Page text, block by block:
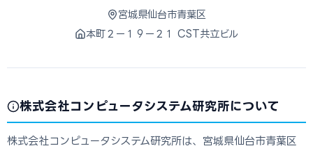
宮城県仙台市青葉区
本町２ー１９ー２１ CST共立ビル
株式会社コンピュータシステム研究所について
株式会社コンピュータシステム研究所は、宮城県仙台市青葉区